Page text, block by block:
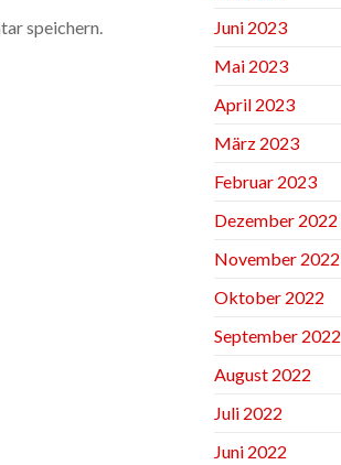
speichern.
Juni 2023
Mai 2023
April 2023
März 2023
Februar 2023
Dezember 2022
November 2022
Oktober 2022
September 2022
August 2022
Juli 2022
Juni 2022